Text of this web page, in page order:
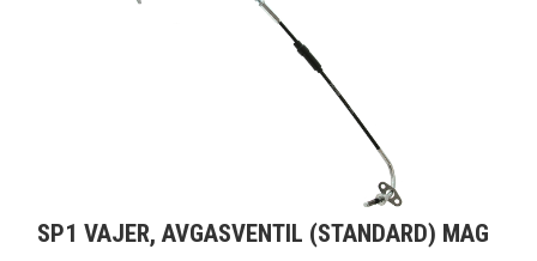
SP1 VAJER, AVGASVENTIL (STANDARD) MAG